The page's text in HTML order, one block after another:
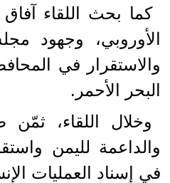
كما بحث اللقاء آفاق
الأوروبي، وجهود
والاستقرار في
البحر الأحمر.
وخلال اللقاء، ثمّن
والداعمة لليمن
في إسناد العمليات